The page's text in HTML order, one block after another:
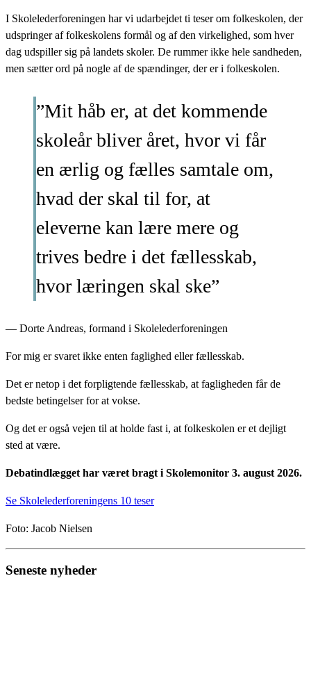
I Skolelederforeningen har vi udarbejdet ti teser om folkeskolen, der
udspringer af folkeskolens formål og af den virkelighed, som hver
dag udspiller sig på landets skoler. De rummer ikke hele sandheden,
men sætter ord på nogle af de spændinger, der er i folkeskolen.
”Mit håb er, at det kommende
skoleår bliver året, hvor vi får
en ærlig og fælles samtale om,
hvad der skal til for, at
eleverne kan lære mere og
trives bedre i det fællesskab,
hvor læringen skal ske”
— Dorte Andreas, formand i Skolelederforeningen
For mig er svaret ikke enten faglighed eller fællesskab.
Det er netop i det forpligtende fællesskab, at fagligheden får de
bedste betingelser for at vokse.
Og det er også vejen til at holde fast i, at folkeskolen er et dejligt
sted at være.
Debatindlægget har været bragt i Skolemonitor 3. august 2026.
Se Skolelederforeningens 10 teser
Foto: Jacob Nielsen
Seneste nyheder